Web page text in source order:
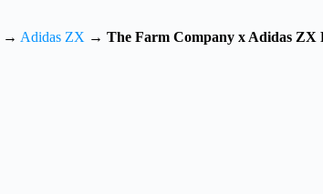
→ Adidas ZX → The Farm Company x Adidas ZX